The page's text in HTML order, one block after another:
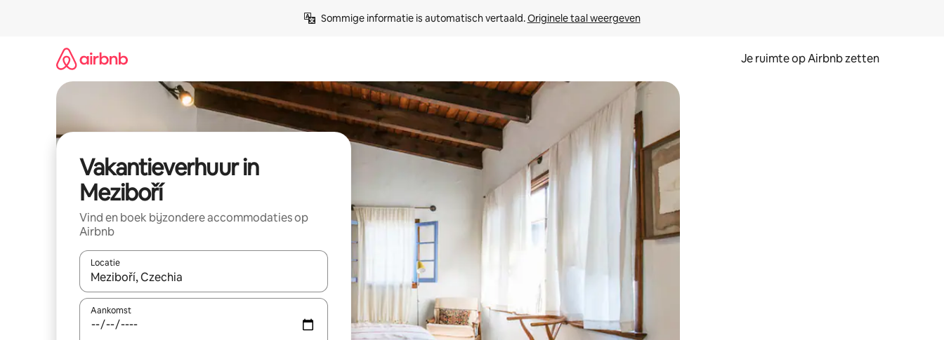
Sommige informatie is automatisch vertaald. Originele taal weergeven
Je ruimte op Airbnb zetten
Vakantieverhuur in
Meziboří
Vind en boek bijzondere accommodaties op
Airbnb
Locatie
Wanneer er suggesties beschikbaar zijn, maak je een keuze met je de pijltjestoetsen omhoog en omlaag, óf door te tikken of swipen.
Aankomst